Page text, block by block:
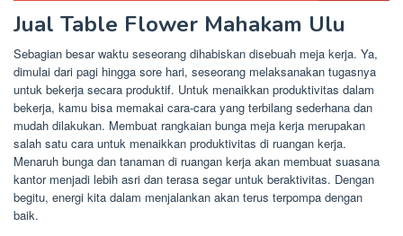
Jual Table Flower Mahakam Ulu
Sebagian besar waktu seseorang dihabiskan disebuah meja kerja. Ya,
dimulai dari pagi hingga sore hari, seseorang melaksanakan tugasnya
untuk bekerja secara produktif. Untuk menaikkan produktivitas dalam
bekerja, kamu bisa memakai cara-cara yang terbilang sederhana dan
mudah dilakukan. Membuat rangkaian bunga meja kerja merupakan
salah satu cara untuk menaikkan produktivitas di ruangan kerja.
Menaruh bunga dan tanaman di ruangan kerja akan membuat suasana
kantor menjadi lebih asri dan terasa segar untuk beraktivitas. Dengan
begitu, energi kita dalam menjalankan akan terus terpompa dengan
baik.